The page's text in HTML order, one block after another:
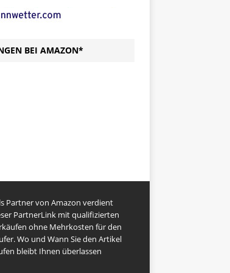
BEI AMAZON*
Partner von Amazon verdient
PartnerLink mit qualifizierten
ohne Mehrkosten für den
Wo und Wann Sie den Artikel
bleibt Ihnen überlassen